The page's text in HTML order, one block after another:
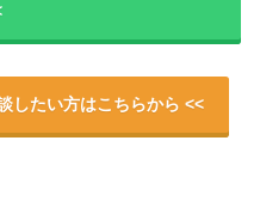
したい方はこちらから <<